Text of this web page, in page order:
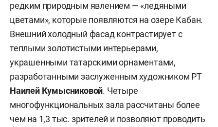
редким природным явлением — «ледяными
цветами», которые появляются на озере Кабан.
Внешний холодный фасад контрастирует с
теплыми золотистыми интерьерами,
украшенными татарскими орнаментами,
разработанными заслуженным художником РТ
Наилей Кумысниковой. Четыре
многофункциональных зала рассчитаны более
чем на 1,3 тыс. зрителей и позволяют проводить